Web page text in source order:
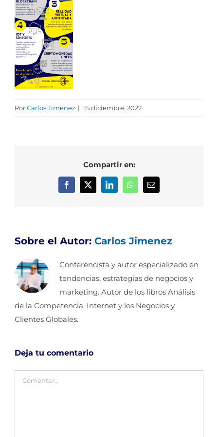
PorCarlos Jimenez | 15 diciembre, 2022
Compartir en:
Facebook
X LinkedInWhatsAppCorreo
Sobre el Autor: Carlos Jimenez
Conferencista y autor especializado en
tendencias, estrategias de negocios y
marketing. Autor de los libros Análisis
de la Competencia, Internet y los Negocios y
Clientes Globales.
Deja tu comentario
Comentar